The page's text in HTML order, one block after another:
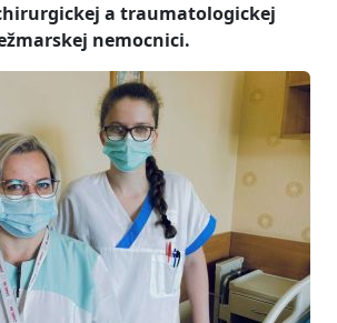
a traumatologickej
nemocnici.